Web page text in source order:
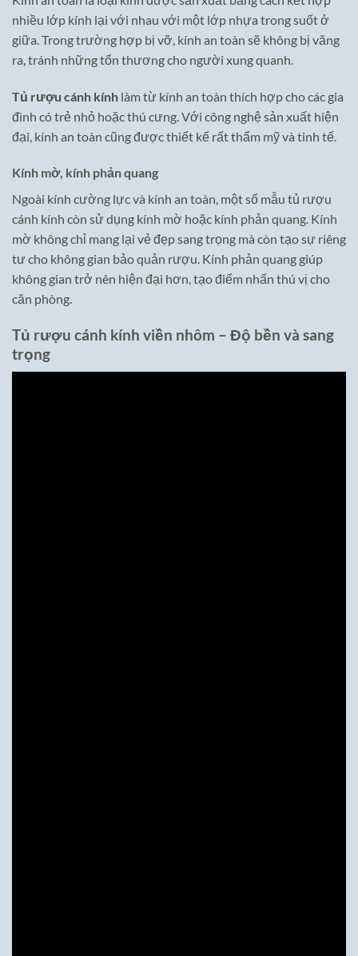
nhiều lớp kính lại với nhau với một lớp nhựa trong suốt ở
giữa. Trong trường hợp bị vỡ, kính an toàn sẽ không bị văng
ra, tránh những tổn thương cho người xung quanh.
Tủ rượu cánh kính làm từ kính an toàn thích hợp cho các gia
đình có trẻ nhỏ hoặc thú cưng. Với công nghệ sản xuất hiện
đại, kính an toàn cũng được thiết kế rất thẩm mỹ và tinh tế.
Kính mờ, kính phản quang
Ngoài kính cường lực và kính an toàn, một số mẫu tủ rượu
cánh kính còn sử dụng kính mờ hoặc kính phản quang. Kính
mờ không chỉ mang lại vẻ đẹp sang trọng mà còn tạo sự riêng
tư cho không gian bảo quản rượu. Kính phản quang giúp
không gian trở nên hiện đại hơn, tạo điểm nhấn thú vị cho
căn phòng.
Tủ rượu cánh kính viền nhôm – Độ bền và sang
trọng